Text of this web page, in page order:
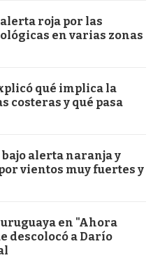
roja por las
en varias zonas
qué implica la
costeras y qué pasa
alerta naranja y
vientos muy fuertes y
en "Ahora
descolocó a Darío